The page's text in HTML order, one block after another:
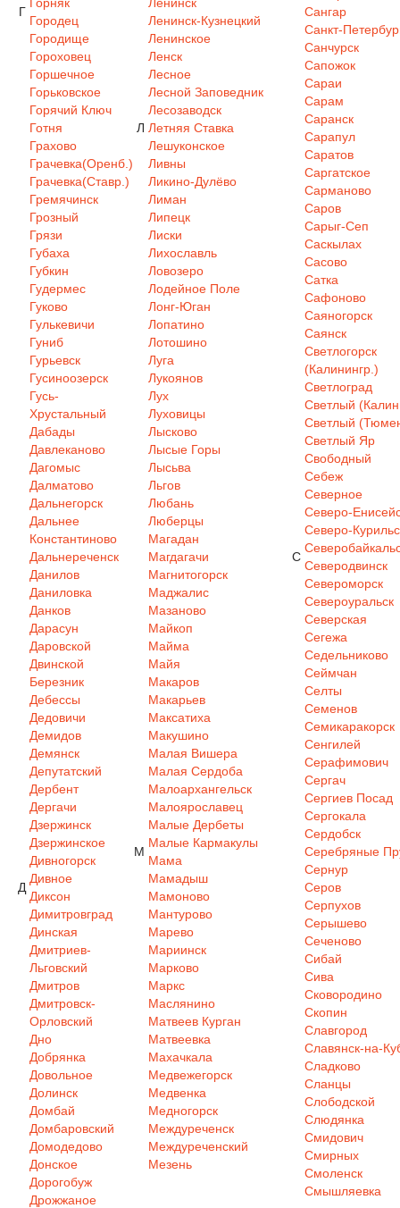
Г
Городец
Городище
Гороховец
Горшечное
Горьковское
Горячий Ключ
Готня
Грахово
Грачевка(Оренб.)
Грачевка(Ставр.)
Гремячинск
Грозный
Грязи
Губаха
Губкин
Гудермес
Гуково
Гулькевичи
Гуниб
Гурьевск
Гусиноозерск
Гусь-
Хрустальный
Д
Дабады
Давлеканово
Дагомыс
Далматово
Дальнегорск
Дальнее
Константиново
Дальнереченск
Данилов
Даниловка
Данков
Дарасун
Даровской
Двинской
Березник
Дебессы
Дедовичи
Демидов
Демянск
Депутатский
Дербент
Дергачи
Дзержинск
Дзержинское
Дивногорск
Дивное
Диксон
Димитровград
Динская
Дмитриев-
Льговский
Дмитров
Дмитровск-
Орловский
Дно
Добрянка
Довольное
Долинск
Домбай
Домбаровский
Домодедово
Донское
Дорогобуж
Дрожжаное
Л
Ленинск-Кузнецкий
Ленинское
Ленск
Лесное
Лесной Заповедник
Лесозаводск
Летняя Ставка
Лешуконское
Ливны
Ликино-Дулёво
Лиман
Липецк
Лиски
Лихославль
Ловозеро
Лодейное Поле
Лонг-Юган
Лопатино
Лотошино
Луга
Лукоянов
Лух
Луховицы
Лысково
Лысые Горы
Лысьва
Льгов
Любань
Люберцы
М
Магадан
Магдагачи
Магнитогорск
Маджалис
Мазаново
Майкоп
Майма
Майя
Макаров
Макарьев
Максатиха
Макушино
Малая Вишера
Малая Сердоба
Малоархангельск
Малоярославец
Малые Дербеты
Малые Кармакулы
Мама
Мамадыш
Мамоново
Мантурово
Марево
Мариинск
Марково
Маркс
Маслянино
Матвеев Курган
Матвеевка
Махачкала
Медвежегорск
Медвенка
Медногорск
Междуреченск
Междуреченский
Мезень
С
Сангар
Санкт-
Санчурск
Сапожок
Сараи
Сарам
Саранск
Сарапул
Саратов
Саргатское
Сарманово
Саров
Сарыг-Сеп
Саскылах
Сасово
Сатка
Сафоново
Саяногорск
Саянск
Светлогорск
(Калинингр.)
Светлоград
Светлый
Светлый
Светлый Яр
Свободный
Себеж
Северное
Северо-
Северо-
Северодвинск
Североморск
Североуральск
Северская
Сегежа
Седельниково
Сеймчан
Селты
Семенов
Семикаракорск
Сенгилей
Серафимович
Сергач
Сергиев Посад
Сергокала
Сердобск
Серебряные
Сернур
Серов
Серпухов
Серышево
Сеченово
Сибай
Сива
Сковородино
Скопин
Славгород
Славянск-на-
Сладково
Сланцы
Слободской
Слюдянка
Смидович
Смирных
Смоленск
Смышляевка